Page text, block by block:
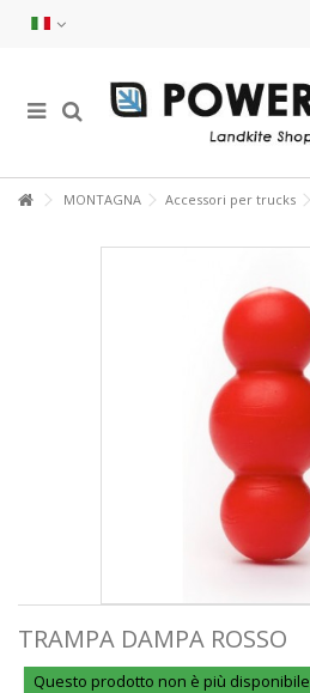
MONTAGNA Accessori per trucks
TRAMPA DAMPA ROSSO
Questo prodotto non è più disponibile